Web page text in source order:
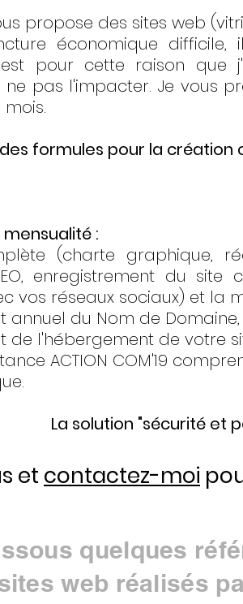
propose des sites web
économique
pour cette raison
pas l'impacter. Je vous
mois.
formules pour la
:
(charte graphique,
enregistrement du
vos réseaux sociaux) et la
annuel du Nom de Domaine,
de l'hébergement de votre
ACTION COM'19
La solution "sécurité et
et contactez-moi
quelques
web réalisés